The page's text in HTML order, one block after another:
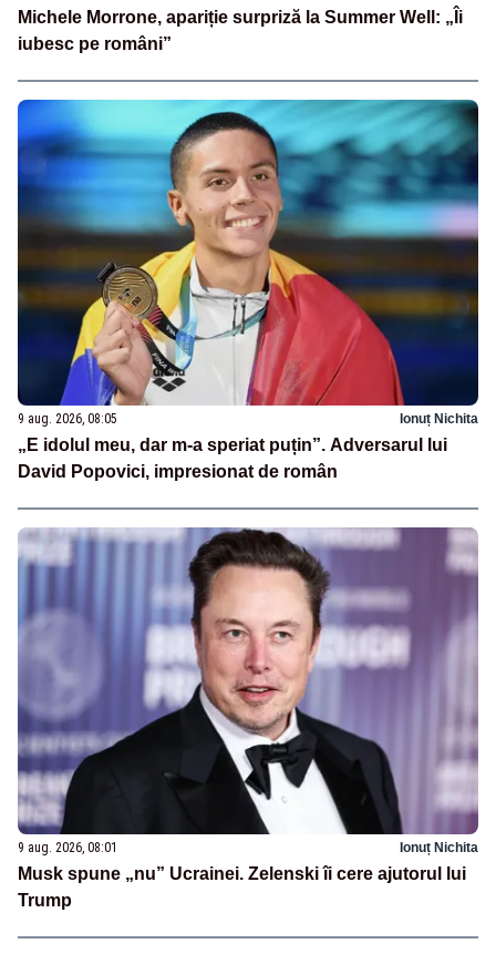
Michele Morrone, apariție surpriză la Summer Well: „Îi
iubesc pe români”
9 aug. 2026, 08:05 Ionuț Nichita
„E idolul meu, dar m-a speriat puțin”. Adversarul lui
David Popovici, impresionat de român
9 aug. 2026, 08:01 Ionuț Nichita
Musk spune „nu” Ucrainei. Zelenski îi cere ajutorul lui
Trump